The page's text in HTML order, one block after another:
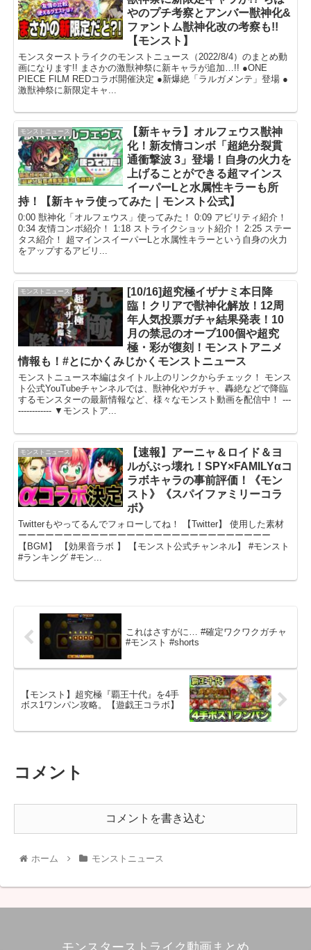
やのプチ考察とアンバー獣神化&
ファントム獣神化改の考察も!!
【モンスト】
モンスターストライクのモンストニュース（2022/8/4）のまとめ動
画になります!! まさかの激獣神祭に新キャラが追加…!! ●ONE
PIECE FILM REDコラボ開催決定 ●新爆絶「ラルガメンテ」登場 ●
激獣神祭に新限定キャ...
モンストニュース
【新キャラ】オルフェウス獣神
化！新友情コンボ「超絶分裂貫
通衝撃波 3」登場！自身の火力を
上げることができる超マインス
イーパーLと水属性キラーも所
持！【新キャラ使ってみた｜モンスト公式】
0:00 獣神化「オルフェウス」使ってみた！ 0:09 アビリティ紹介！
0:34 友情コンボ紹介！ 1:18 ストライクショット紹介！ 2:25 ステー
タス紹介！ 超マインスイーパーLと水属性キラーという自身の火力
をアップするアビリ...
モンストニュース
[10/16]超究極イザナミ本日降
臨！クリアで獣神化解放！12周
年人気投票ガチャ結果発表！10
月の禁忌のオーブ100個や超究
極・彩が復刻！モンストアニメ
情報も！#とにかくみじかくモンストニュース
モンストニュース本編はタイトル上のリンクからチェック！ モンス
ト公式YouTubeチャンネルでは、獣神化やガチャ、轟絶などで降臨
するモンスターの最新情報など、様々なモンスト動画を配信中！ ---
------------ ▼モンストア...
モンストニュース
【速報】アーニャ＆ロイド＆ヨ
ルがぶっ壊れ！SPY×FAMILYαコ
ラボキャラの事前評価！《モン
スト》《スパイファミリーコラ
ボ》
Twitterもやってるんでフォローしてね！ 【Twitter】 使用した素材
ーーーーーーーーーーーーーーーーーーーーーーーーーーーー
【BGM】 【効果音ラボ 】 【モンスト公式チャンネル】 #モンスト
#ランキング #モン...
これはさすがに… #確定ワクワクガチャ
#モンスト #shorts
【モンスト】超究極『覇王十代』を4手
ボス1ワンパン攻略。【遊戯王コラボ】
コメント
コメントを書き込む
ホーム モンストニュース